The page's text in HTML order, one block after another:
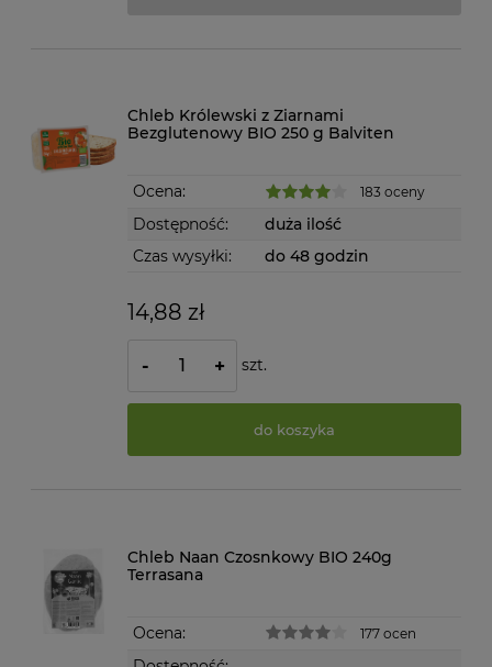
Chleb Królewski z Ziarnami
Bezglutenowy BIO 250 g Balviten
Ocena: 183 oceny
Dostępność:
duża ilość
Czas wysyłki:
do 48 godzin
14,88 zł
- + szt.
do koszyka
Chleb Naan Czosnkowy BIO 240g
Terrasana
Ocena: 177 ocen